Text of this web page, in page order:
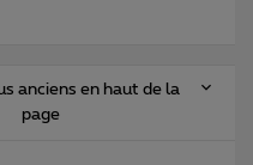
anciens en haut de la
page